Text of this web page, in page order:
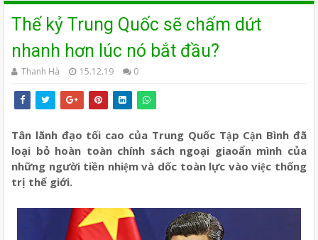
Thế kỷ Trung Quốc sẽ chấm dứt
nhanh hơn lúc nó bắt đầu?
Thanh Hà 15.12.19 0
Tân lãnh đạo tối cao của Trung Quốc Tập Cận Bình đã
loại bỏ hoàn toàn chính sách ngoại giaoẩn mình của
những người tiền nhiệm và dốc toàn lực vào việc thống
trị thế giới.